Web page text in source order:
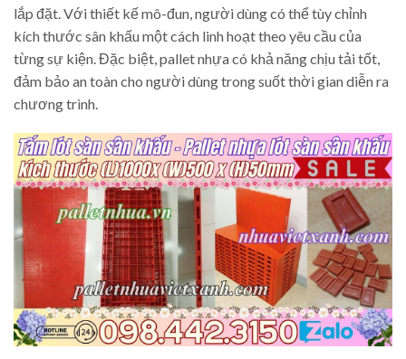
lắp đặt. Với thiết kế mô-đun, người dùng có thể tùy chỉnh
kích thước sân khấu một cách linh hoạt theo yêu cầu của
từng sự kiện. Đặc biệt, pallet nhựa có khả năng chịu tải tốt,
đảm bảo an toàn cho người dùng trong suốt thời gian diễn ra
chương trình.